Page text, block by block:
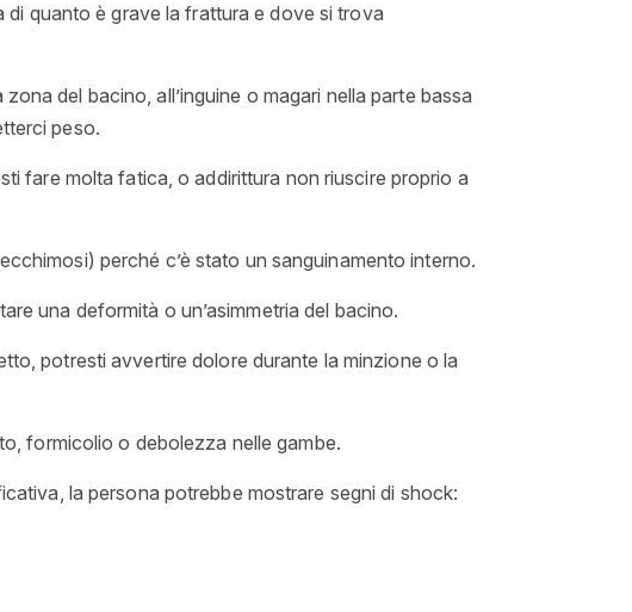
quanto è grave la frattura e dove si trova
del bacino, all’inguine o magari nella parte bassa
peso.
fare molta fatica, o addirittura non riuscire proprio a
perché c’è stato un sanguinamento interno.
una deformità o un’asimmetria del bacino.
potresti avvertire dolore durante la minzione o la
formicolio o debolezza nelle gambe.
la persona potrebbe mostrare segni di shock: